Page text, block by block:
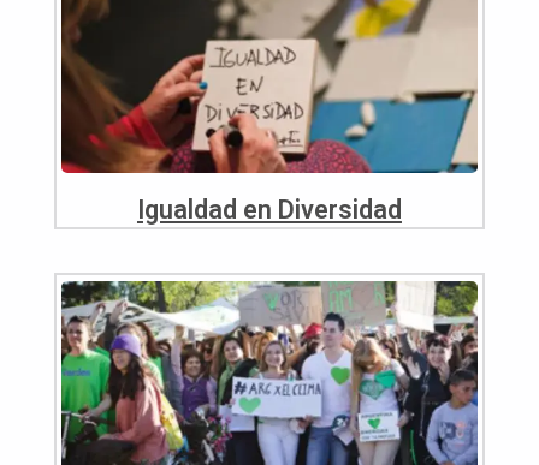
Igualdad en Diversidad